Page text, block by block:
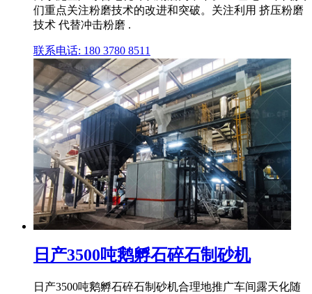
们重点关注粉磨技术的改进和突破。关注利用 挤压粉磨
技术 代替冲击粉磨 .
联系电话: 180 3780 8511
日产3500吨鹅孵石碎石制砂机
日产3500吨鹅孵石碎石制砂机合理地推广车间露天化随